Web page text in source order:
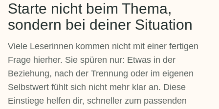
Starte nicht beim Thema,
sondern bei deiner Situation
Viele Leserinnen kommen nicht mit einer fertigen
Frage hierher. Sie spüren nur: Etwas in der
Beziehung, nach der Trennung oder im eigenen
Selbstwert fühlt sich nicht mehr klar an. Diese
Einstiege helfen dir, schneller zum passenden